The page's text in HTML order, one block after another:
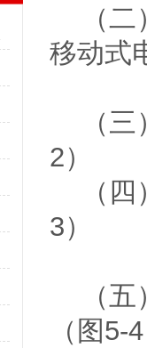
（二
移动式
（三
2）
（四
3）
（五
（图5-